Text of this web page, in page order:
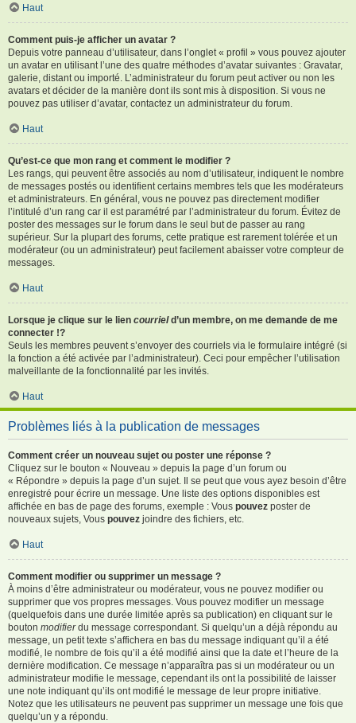
Haut
Comment puis-je afficher un avatar ?
Depuis votre panneau d’utilisateur, dans l’onglet « profil » vous pouvez ajouter
un avatar en utilisant l’une des quatre méthodes d’avatar suivantes : Gravatar,
galerie, distant ou importé. L’administrateur du forum peut activer ou non les
avatars et décider de la manière dont ils sont mis à disposition. Si vous ne
pouvez pas utiliser d’avatar, contactez un administrateur du forum.
Haut
Qu’est-ce que mon rang et comment le modifier ?
Les rangs, qui peuvent être associés au nom d’utilisateur, indiquent le nombre
de messages postés ou identifient certains membres tels que les modérateurs
et administrateurs. En général, vous ne pouvez pas directement modifier
l’intitulé d’un rang car il est paramétré par l’administrateur du forum. Évitez de
poster des messages sur le forum dans le seul but de passer au rang
supérieur. Sur la plupart des forums, cette pratique est rarement tolérée et un
modérateur (ou un administrateur) peut facilement abaisser votre compteur de
messages.
Haut
Lorsque je clique sur le lien courrield’un membre, on me demande de me
connecter !?
Seuls les membres peuvent s’envoyer des courriels via le formulaire intégré (si
la fonction a été activée par l’administrateur). Ceci pour empêcher l’utilisation
malveillante de la fonctionnalité par les invités.
Haut
Problèmes liés à la publication de messages
Comment créer un nouveau sujet ou poster une réponse ?
Cliquez sur le bouton « Nouveau » depuis la page d’un forum ou
« Répondre » depuis la page d’un sujet. Il se peut que vous ayez besoin d’être
enregistré pour écrire un message. Une liste des options disponibles est
affichée en bas de page des forums, exemple : Vous pouvez poster de
nouveaux sujets, Vous pouvez joindre des fichiers, etc.
Haut
Comment modifier ou supprimer un message ?
À moins d’être administrateur ou modérateur, vous ne pouvez modifier ou
supprimer que vos propres messages. Vous pouvez modifier un message
(quelquefois dans une durée limitée après sa publication) en cliquant sur le
bouton modifierdu message correspondant. Si quelqu’un a déjà répondu au
message, un petit texte s’affichera en bas du message indiquant qu’il a été
modifié, le nombre de fois qu’il a été modifié ainsi que la date et l’heure de la
dernière modification. Ce message n’apparaîtra pas si un modérateur ou un
administrateur modifie le message, cependant ils ont la possibilité de laisser
une note indiquant qu’ils ont modifié le message de leur propre initiative.
Notez que les utilisateurs ne peuvent pas supprimer un message une fois que
quelqu’un y a répondu.